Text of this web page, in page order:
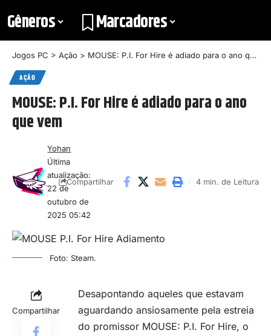
Gêneros
Marcadores
Jogos PC > Ação > MOUSE: P.I. For Hire é adiado para o ano que vem
AÇÃO
MOUSE: P.I. For Hire é adiado para o ano
que vem
Última
atualização:
22 de
outubro de
2025 05:42
Yohan
Compartilhar 4 min. de Leitura
Foto: Steam.
Compartilhar
Desapontando aqueles que estavam
aguardando ansiosamente pela estreia
do promissor MOUSE: P.I. For Hire, o